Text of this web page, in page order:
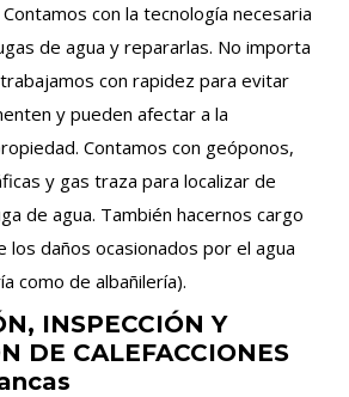
con la tecnología necesaria
de agua y repararlas. No importa
con rapidez para evitar
y pueden afectar a la
Contamos con geóponos,
y gas traza para localizar de
de agua. También hacernos cargo
los daños ocasionados por el agua
como de albañilería).
INSPECCIÓN Y
DE CALEFACCIONES